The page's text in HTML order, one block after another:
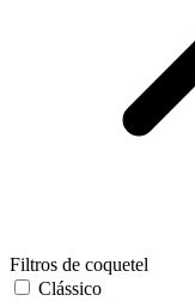
Filtros de coquetel
Clássico